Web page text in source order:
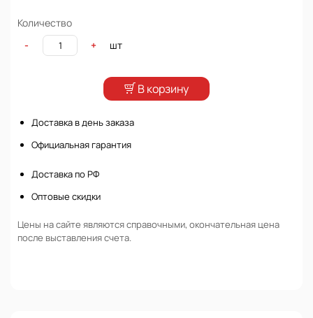
Количество
-
+ шт
В корзину
Доставка в день заказа
Официальная гарантия
Доставка по РФ
Оптовые скидки
Цены на сайте являются справочными, окончательная цена
после выставления счета.